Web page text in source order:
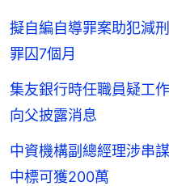
擬自編自導罪案助犯
罪囚7個月
集友銀行時任職員疑工
向父披露消息
中資機構副總經理涉
中標可獲200萬